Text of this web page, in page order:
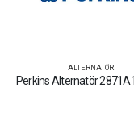
ALTERNATÖR